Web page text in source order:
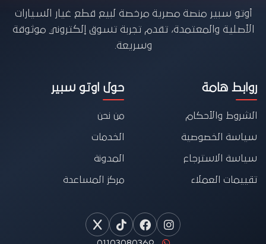
أوتو سبير منصة مصرية مرخصة لبيع قطع غيار السيارات
الأصلية والمعتمدة، تقدم تجربة تسوق إلكتروني موثوقة
وسريعة.
روابط هامة
الشروط والأحكام
سياسة الخصوصية
سياسة الاسترجاع
تقييمات العملاء
حول اوتو سبير
من نحن
الخدمات
المدونة
مركز المساعدة